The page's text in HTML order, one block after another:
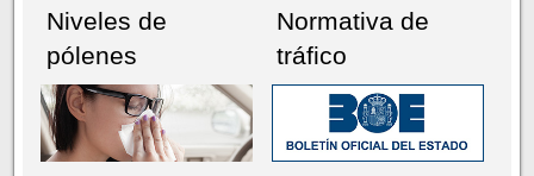
Niveles de
pólenes
Normativa de
tráfico